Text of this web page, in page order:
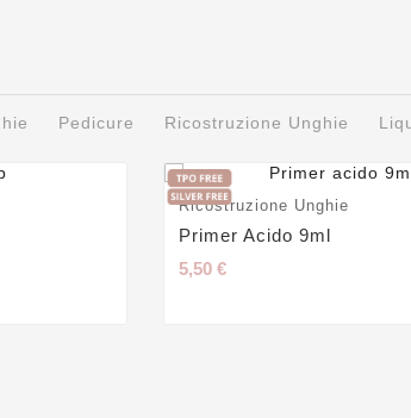
Pedicure Ricostruzione Unghie
Ricostruzione Unghie
Primer Acido 9ml
5,50 €